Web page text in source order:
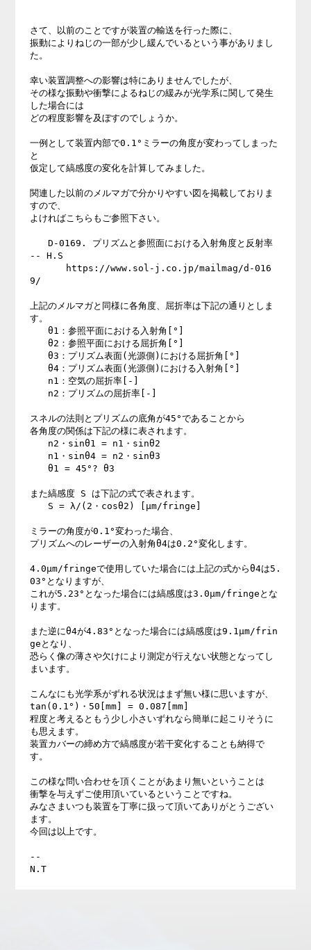
さて、以前のことですが装置の輸送を行った際に、
振動によりねじの一部が少し緩んでいるという事がありまし
た。
幸い装置調整への影響は特にありませんでしたが、
その様な振動や衝撃によるねじの緩みが光学系に関して発生
した場合には
どの程度影響を及ぼすのでしょうか。
一例として装置内部で0.1°ミラーの角度が変わってしまった
と
仮定して縞感度の変化を計算してみました。
関連した以前のメルマガで分かりやすい図を掲載しておりま
すので、
よければこちらもご参照下さい。
D-0169. プリズムと参照面における入射角度と反射率
-- H.S
https://www.sol-j.co.jp/mailmag/d-016
9/
上記のメルマガと同様に各角度、屈折率は下記の通りとしま
す。
θ1：参照平面における入射角[°]
θ2：参照平面における屈折角[°]
θ3：プリズム表面(光源側)における屈折角[°]
θ4：プリズム表面(光源側)における入射角[°]
n1：空気の屈折率[-]
n2：プリズムの屈折率[-]
スネルの法則とプリズムの底角が45°であることから
各角度の関係は下記の様に表されます。
n2・sinθ1 = n1・sinθ2
n1・sinθ4 = n2・sinθ3
θ1 = 45°? θ3
また縞感度 S は下記の式で表されます。
S = λ/(2・cosθ2) [μm/fringe]
ミラーの角度が0.1°変わった場合、
プリズムへのレーザーの入射角θ4は0.2°変化します。
4.0μm/fringeで使用していた場合には上記の式からθ4は5.
03°となりますが、
これが5.23°となった場合には縞感度は3.0μm/fringeとな
ります。
また逆にθ4が4.83°となった場合には縞感度は9.1μm/frin
geとなり、
恐らく像の薄さや欠けにより測定が行えない状態となってし
まいます。
こんなにも光学系がずれる状況はまず無い様に思いますが、
tan(0.1°)・50[mm] = 0.087[mm]
程度と考えるともう少し小さいずれなら簡単に起こりそうに
も思えます。
装置カバーの締め方で縞感度が若干変化することも納得で
す。
この様な問い合わせを頂くことがあまり無いということは
衝撃を与えずご使用頂いているということですね。
みなさまいつも装置を丁寧に扱って頂いてありがとうござい
ます。
今回は以上です。
--
N.T